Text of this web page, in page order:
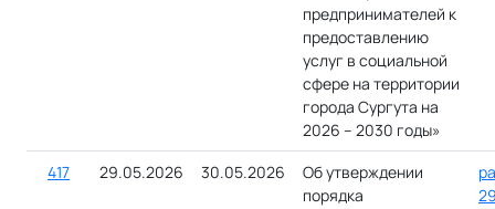
предпринимателей к
предоставлению
услуг в социальной
сфере на территории
города Сургута на
2026 – 2030 годы»
417 29.05.2026 30.05.2026
Об утверждении
порядка